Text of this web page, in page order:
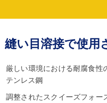
縫い目溶接で使用
厳しい環境における耐腐食性
テンレス鋼
調整されたスクイーズフォー